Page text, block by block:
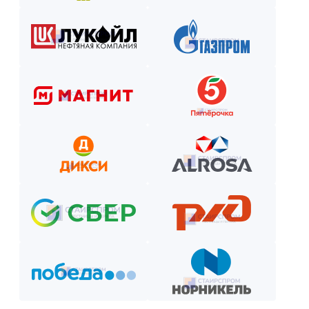
Как оплатить? Пошаговая инструкция
Оставьте заявку на сайте или по телефону.
Получите смету и договор.
Выберите способ оплаты из предложенных.
Отслеживайте этапы производства и монтажа.
Оплатите остаток после приёмки —